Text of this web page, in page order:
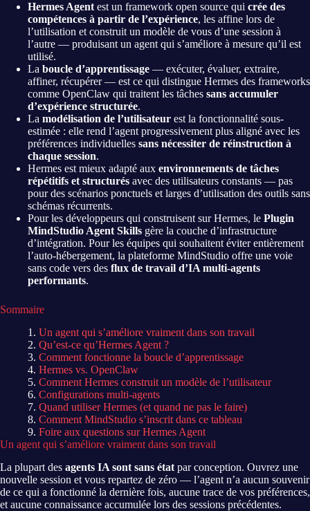
Hermes Agent est un framework open source qui crée des
compétences à partir de l’expérience, les affine lors de
l’utilisation et construit un modèle de vous d’une session à
l’autre — produisant un agent qui s’améliore à mesure qu’il est
utilisé.
La boucle d’apprentissage — exécuter, évaluer, extraire,
affiner, récupérer — est ce qui distingue Hermes des frameworks
comme OpenClaw qui traitent les tâches sans accumuler
d’expérience structurée.
La modélisation de l’utilisateur est la fonctionnalité sous-
estimée : elle rend l’agent progressivement plus aligné avec les
préférences individuelles sans nécessiter de réinstruction à
chaque session.
Hermes est mieux adapté aux environnements de tâches
répétitifs et structurés avec des utilisateurs constants — pas
pour des scénarios ponctuels et larges d’utilisation des outils sans
schémas récurrents.
Pour les développeurs qui construisent sur Hermes, le Plugin
MindStudio Agent Skills gère la couche d’infrastructure
d’intégration. Pour les équipes qui souhaitent éviter entièrement
l’auto-hébergement, la plateforme MindStudio offre une voie
sans code vers des flux de travail d’IA multi-agents
performants.
Sommaire
Un agent qui s’améliore vraiment dans son travail
Qu’est-ce qu’Hermes Agent ?
Comment fonctionne la boucle d’apprentissage
Hermes vs. OpenClaw
Comment Hermes construit un modèle de l’utilisateur
Configurations multi-agents
Quand utiliser Hermes (et quand ne pas le faire)
Comment MindStudio s’inscrit dans ce tableau
Foire aux questions sur Hermes Agent
Un agent qui s’améliore vraiment dans son travail
La plupart des agents IA sont sans état par conception. Ouvrez une
nouvelle session et vous repartez de zéro — l’agent n’a aucun souvenir
de ce qui a fonctionné la dernière fois, aucune trace de vos préférences,
et aucune connaissance accumulée lors des sessions précédentes.